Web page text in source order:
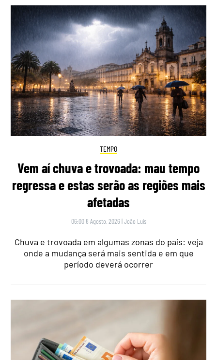
TEMPO
Vem aí chuva e trovoada: mau tempo
regressa e estas serão as regiões mais
afetadas
06:00 8 Agosto, 2026 |João Luís
Chuva e trovoada em algumas zonas do país: veja
onde a mudança será mais sentida e em que
período deverá ocorrer